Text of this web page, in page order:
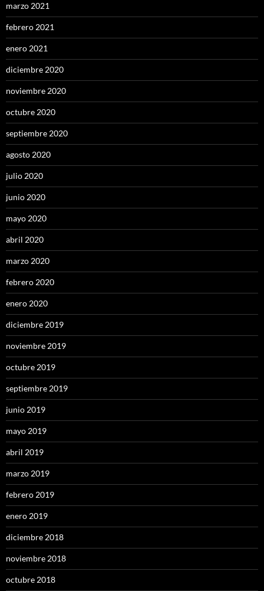
marzo 2021
febrero 2021
enero 2021
diciembre 2020
noviembre 2020
octubre 2020
septiembre 2020
agosto 2020
julio 2020
junio 2020
mayo 2020
abril 2020
marzo 2020
febrero 2020
enero 2020
diciembre 2019
noviembre 2019
octubre 2019
septiembre 2019
junio 2019
mayo 2019
abril 2019
marzo 2019
febrero 2019
enero 2019
diciembre 2018
noviembre 2018
octubre 2018